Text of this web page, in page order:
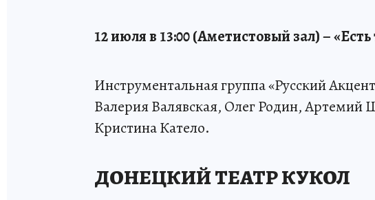
12 июля в 13:00 (Аметистовый зал) –
Инструментальная группа «Русский
Валерия Валявская, Олег Родин,
Кристина Катело.
ДОНЕЦКИЙ ТЕАТР КУКОЛ